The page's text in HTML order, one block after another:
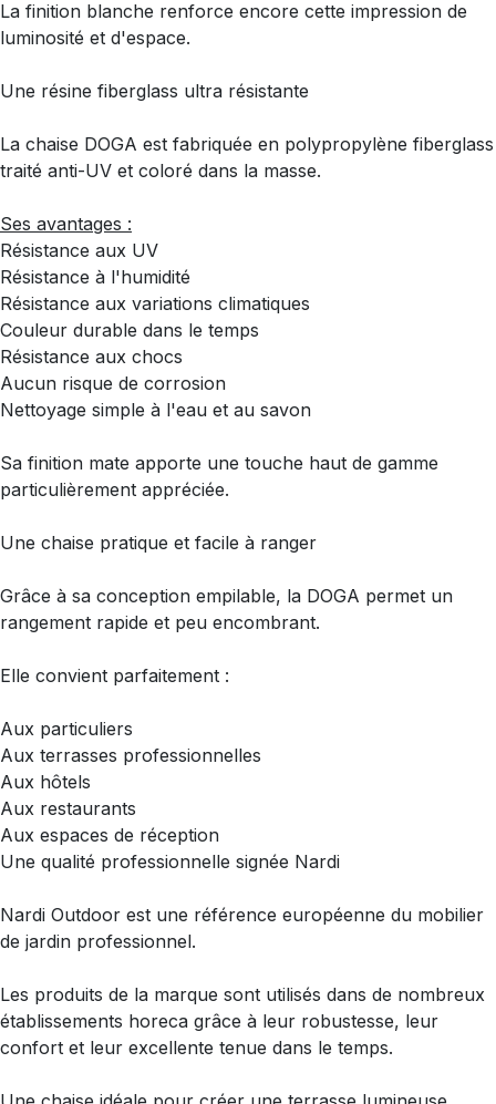
La finition blanche renforce encore cette impression de
luminosité et d'espace.
Une résine fiberglass ultra résistante
La chaise DOGA est fabriquée en polypropylène fiberglass
traité anti-UV et coloré dans la masse.
Ses avantages :
Résistance aux UV
Résistance à l'humidité
Résistance aux variations climatiques
Couleur durable dans le temps
Résistance aux chocs
Aucun risque de corrosion
Nettoyage simple à l'eau et au savon
Sa finition mate apporte une touche haut de gamme
particulièrement appréciée.
Une chaise pratique et facile à ranger
Grâce à sa conception empilable, la DOGA permet un
rangement rapide et peu encombrant.
Elle convient parfaitement :
Aux particuliers
Aux terrasses professionnelles
Aux hôtels
Aux restaurants
Aux espaces de réception
Une qualité professionnelle signée Nardi
Nardi Outdoor est une référence européenne du mobilier
de jardin professionnel.
Les produits de la marque sont utilisés dans de nombreux
établissements horeca grâce à leur robustesse, leur
confort et leur excellente tenue dans le temps.